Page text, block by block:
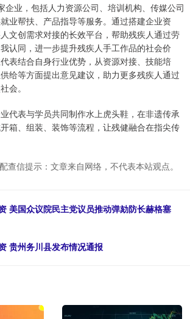
企业，包括人力资源公司、培训机构、传媒公司
业帮扶、产品指导等服务。通过搭建企业资
文创需求对接的长效平台，帮助残疾人通过劳
认同，进一步提升残疾人手工作品的社会价
表结合自身行业优势，从资源对接、技能培
给等方面提出意见建议，助力更多残疾人通过
会。
代表与学员共同制作水上虎头鞋，在非遗传承
箱、组装、装饰等流程，让残健融合在指尖传
配查信提示：文章来自网络，不代表本站观点。
美国众议院民主党议员推动弹劾防长赫格塞
贵州务川县发布情况通报